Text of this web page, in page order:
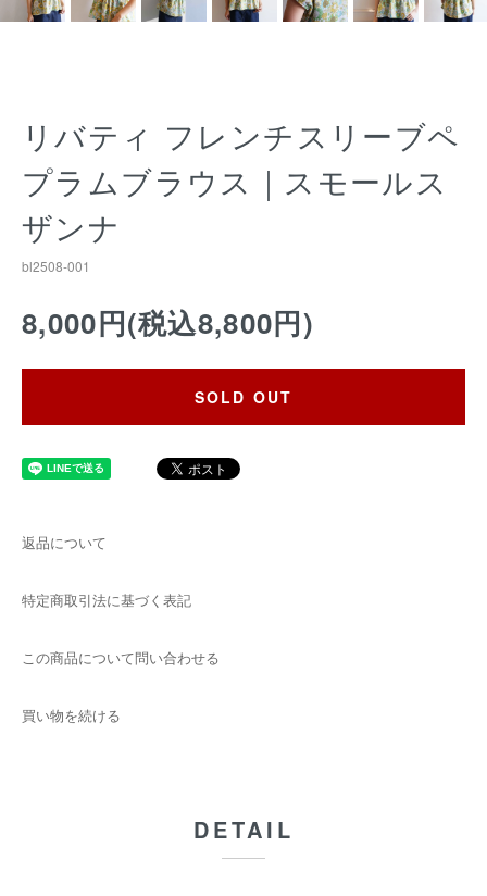
リバティ フレンチスリーブペ
プラムブラウス｜スモールス
ザンナ
bl2508-001
8,000円(税込8,800円)
SOLD OUT
返品について
特定商取引法に基づく表記
この商品について問い合わせる
買い物を続ける
DETAIL